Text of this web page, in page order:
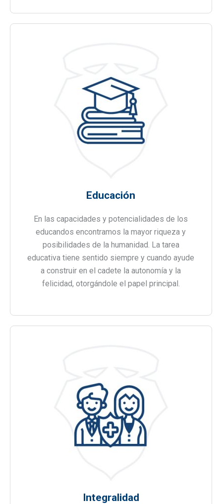
Educación
En las capacidades y potencialidades de los
educandos encontramos la mayor riqueza y
posibilidades de la humanidad. La tarea
educativa tiene sentido siempre y cuando ayude
a construir en el cadete la autonomía y la
felicidad, otorgándole el papel principal.
Integralidad